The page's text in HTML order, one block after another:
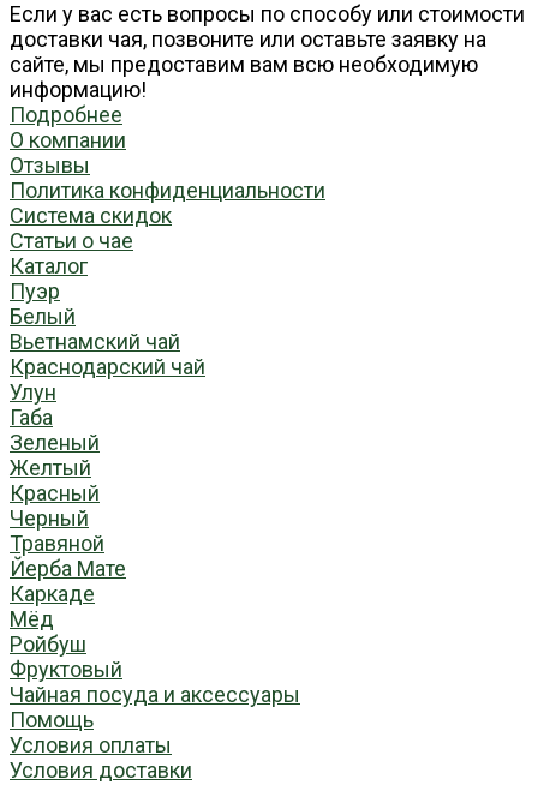
Если у вас есть вопросы по способу или стоимости
доставки чая, позвоните или оставьте заявку на
сайте, мы предоставим вам всю необходимую
информацию!
Подробнее
О компании
Отзывы
Политика конфиденциальности
Система скидок
Статьи о чае
Каталог
Пуэр
Белый
Вьетнамский чай
Краснодарский чай
Улун
Габа
Зеленый
Желтый
Красный
Черный
Травяной
Йерба Мате
Каркаде
Мёд
Ройбуш
Фруктовый
Чайная посуда и аксессуары
Помощь
Условия оплаты
Условия доставки